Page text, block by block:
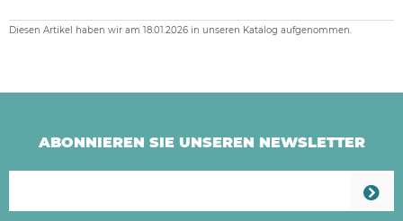
Diesen Artikel haben wir am 18.01.2026 in unseren Katalog aufgenommen.
ABONNIEREN SIE UNSEREN NEWSLETTER